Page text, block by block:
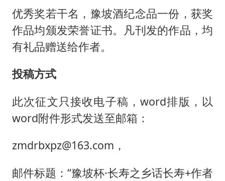
优秀奖若干名，豫坡酒纪念品一份，获奖
作品均颁发荣誉证书。凡刊发的作品，均
有礼品赠送给作者。
投稿方式
此次征文只接收电子稿，word排版，以
word附件形式发送至邮箱：
zmdrbxpz@163.com，
邮件标题：“豫坡杯·长寿之乡话长寿+作者